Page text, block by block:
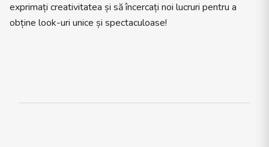
exprimați creativitatea și să încercați noi lucruri pentru a
obține look-uri unice și spectaculoase!